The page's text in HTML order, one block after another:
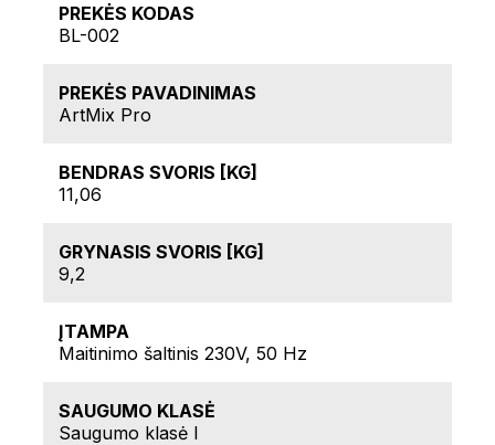
PREKĖS KODAS
BL-002
PREKĖS PAVADINIMAS
ArtMix Pro
BENDRAS SVORIS [KG]
11,06
GRYNASIS SVORIS [KG]
9,2
ĮTAMPA
Maitinimo šaltinis 230V, 50 Hz
SAUGUMO KLASĖ
Saugumo klasė l